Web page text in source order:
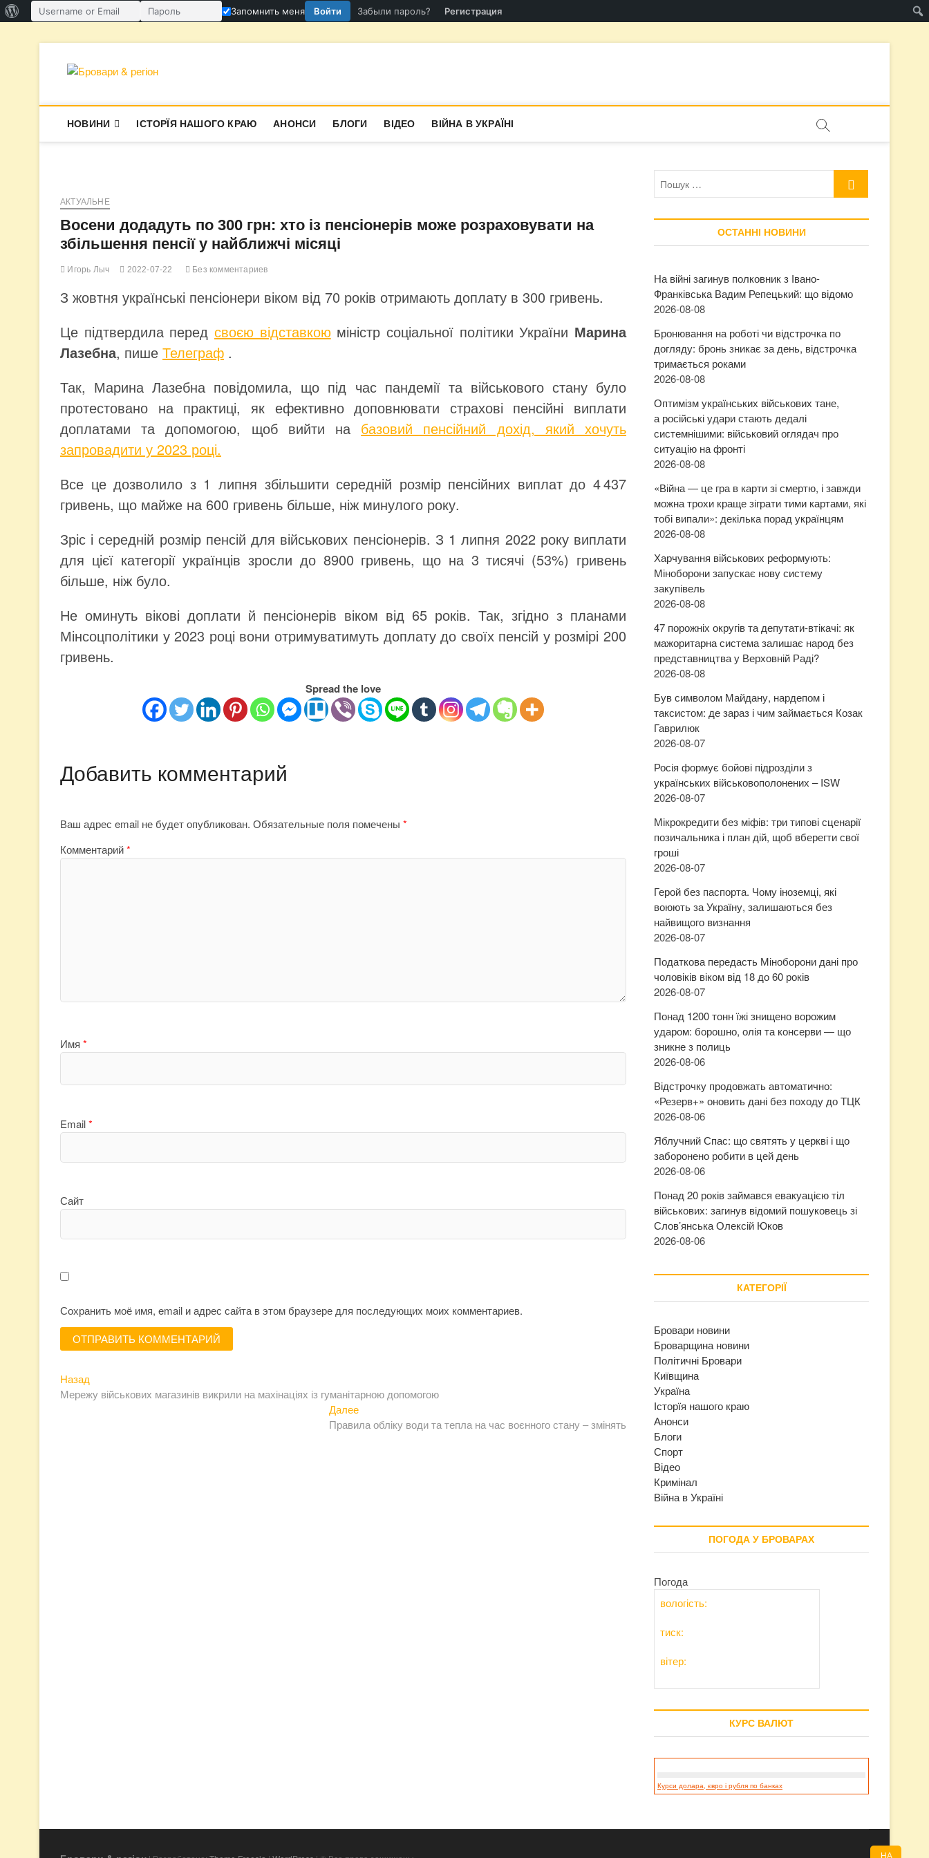
Имя пользователя или email
Пароль
Запомнить меня Войти Забыли пароль? Регистрация
содержимому
НОВИНИ ІСТОРЇЯ НАШОГО КРАЮ АНОНСИ БЛОГИ ВІДЕО ВІЙНА В УКРАЇНІ
АКТУАЛЬНЕ
Восени додадуть по 300 грн: хто із пенсіонерів може розраховувати на
збільшення пенсії у найближчі місяці
Игорь Лыч 2022-07-22 Без комментариев
З жовтня українські пенсіонери віком від 70 років отримають доплату в 300 гривень.
Це підтвердила перед своєю відставкоюміністр соціальної політики України Марина
Лазебна, пише Телеграф .
Так, Марина Лазебна повідомила, що під час пандемії та військового стану було
протестовано на практиці, як ефективно доповнювати страхові пенсійні виплати
доплатами та допомогою, щоб вийти на базовий пенсійний дохід, який хочуть
запровадити у 2023 році.
Все це дозволило з 1 липня збільшити середній розмір пенсійних виплат до 4 437
гривень, що майже на 600 гривень більше, ніж минулого року.
Зріс і середній розмір пенсій для військових пенсіонерів. З 1 липня 2022 року виплати
для цієї категорії українців зросли до 8900 гривень, що на 3 тисячі (53%) гривень
більше, ніж було.
Не оминуть вікові доплати й пенсіонерів віком від 65 років. Так, згідно з планами
Мінсоцполітики у 2023 році вони отримуватимуть доплату до своїх пенсій у розмірі 200
гривень.
Spread the love
Добавить комментарий
Ваш адрес email не будет опубликован. Обязательные поля помечены *
Комментарий*
Имя *
Email*
Сайт
Сохранить моё имя, email и адрес сайта в этом браузере для последующих моих комментариев.
Навигация
по
Назад
запись:
Мережу військових магазинів викрили на махінаціях із гуманітарною допомогою
ДалееСледующая
запись:
Правила обліку води та тепла на час воєнного стану – змінять
ОСТАННІ НОВИНИ
На війні загинув полковник з Івано-
Франківська Вадим Репецький: що відомо
2026-08-08
Бронювання на роботі чи відстрочка по
догляду: бронь зникає за день, відстрочка
тримається роками
2026-08-08
Оптимізм українських військових тане,
а російські удари стають дедалі
системнішими: військовий оглядач про
ситуацію на фронті
2026-08-08
«Війна — це гра в карти зі смертю, і завжди
можна трохи краще зіграти тими картами, які
тобі випали»: декілька порад українцям
2026-08-08
Харчування військових реформують:
Міноборони запускає нову систему
закупівель
2026-08-08
47 порожніх округів та депутати-втікачі: як
мажоритарна система залишає народ без
представництва у Верховній Раді?
2026-08-08
Був символом Майдану, нардепом і
таксистом: де зараз і чим займається Козак
Гаврилюк
2026-08-07
Росія формує бойові підрозділи з
українських військовополонених – ISW
2026-08-07
Мікрокредити без міфів: три типові сценарії
позичальника і план дій, щоб вберегти свої
гроші
2026-08-07
Герой без паспорта. Чому іноземці, які
воюють за Україну, залишаються без
найвищого визнання
2026-08-07
Податкова передасть Міноборони дані про
чоловіків віком від 18 до 60 років
2026-08-07
Понад 1200 тонн їжі знищено ворожим
ударом: борошно, олія та консерви — що
зникне з полиць
2026-08-06
Відстрочку продовжать автоматично:
«Резерв+» оновить дані без походу до ТЦК
2026-08-06
Яблучний Спас: що святять у церкві і що
заборонено робити в цей день
2026-08-06
Понад 20 років займався евакуацією тіл
військових: загинув відомий пошуковець зі
Слов’янська Олексій Юков
2026-08-06
КАТЕГОРІЇ
Бровари новини
Броварщина новини
Політичні Бровари
Київщина
Україна
Історїя нашого краю
Анонси
Блоги
Спорт
Відео
Кримінал
Війна в Україні
ПОГОДА У БРОВАРАХ
Погода
вологість:
тиск:
вітер:
КУРС ВАЛЮТ
Курси долара, євро і рубля по банках
НА